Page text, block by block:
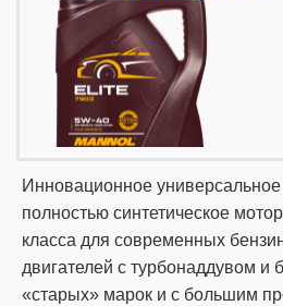
Инновационное
полностью синтетическое
класса для современных
двигателей с турбонаддувом и
«старых» марок и с большим